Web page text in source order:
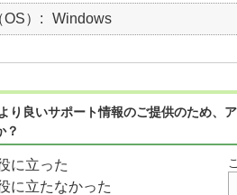
） Windows
より良いサポート情報のご提供のため
？
に立った
に立たなかった